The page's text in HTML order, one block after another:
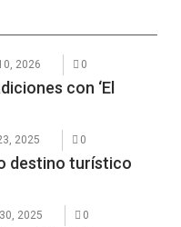
2026 0
con ‘El
2025 0
destino turístico
2025 0